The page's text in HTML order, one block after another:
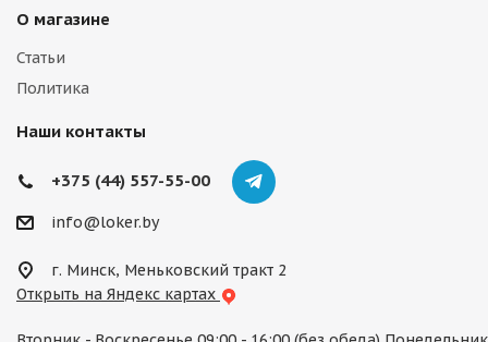
О магазине
Статьи
Политика
Наши контакты
+375 (44) 557-55-00
info@loker.by
г. Минск, Меньковский тракт 2
Открыть на Яндекс картах